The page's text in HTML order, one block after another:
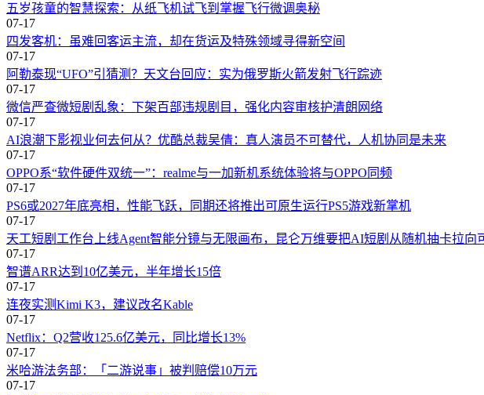
五岁孩童的智慧探索：从纸飞机试飞到掌握飞行微调奥秘
07-17
四发客机：虽难回客运主流，却在货运及特殊领域寻得新空间
07-17
阿勒泰现“UFO”引猜测？天文台回应：实为俄罗斯火箭发射飞行踪迹
07-17
微信严查微短剧乱象：下架百部违规剧目，强化内容审核护清朗网络
07-17
AI浪潮下影视业何去何从？优酷总裁吴倩：真人演员不可替代，人机协同是未来
07-17
OPPO系“软件硬件双统一”：realme与一加新机系统体验将与OPPO同频
07-17
PS6或2027年底亮相，性能飞跃，同期还将推出可原生运行PS5游戏新掌机
07-17
天工短剧工作台上线Agent智能分镜与无限画布，昆仑万维要把AI短剧从随机抽卡拉向
07-17
智谱ARR达到10亿美元，半年增长15倍
07-17
连夜实测Kimi K3，建议改名Kable
07-17
Netflix：Q2营收125.6亿美元，同比增长13%
07-17
米哈游法务部：「二游说事」被判赔偿10万元
07-17